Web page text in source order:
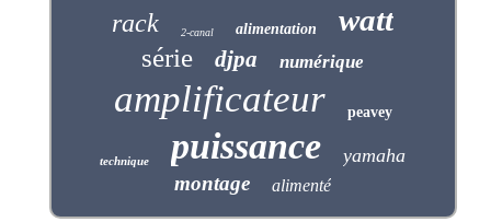
rack 2-canal alimentation watt
série djpa numérique
amplificateur peavey
technique puissance yamaha
montage alimenté